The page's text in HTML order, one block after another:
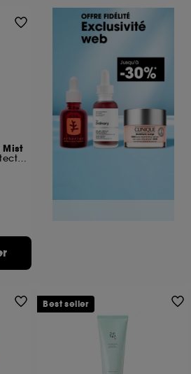
Mist
Brume hydratante & protectrice barrière cutanée
Best seller